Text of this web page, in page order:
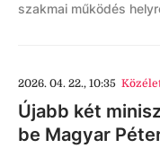
szakmai működés
2026. 04. 22., 10:35
Újabb két
be Magyar